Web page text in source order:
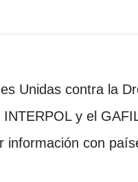
Unidas contra la
y el
con